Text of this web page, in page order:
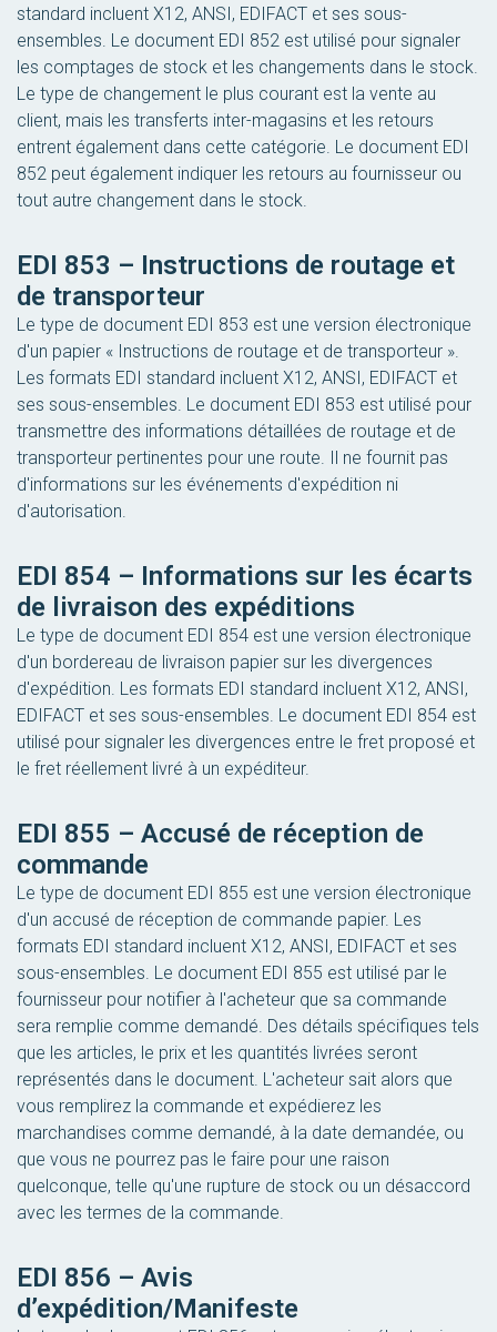
standard incluent X12, ANSI, EDIFACT et ses sous-
ensembles. Le document EDI 852 est utilisé pour signaler
les comptages de stock et les changements dans le stock.
Le type de changement le plus courant est la vente au
client, mais les transferts inter-magasins et les retours
entrent également dans cette catégorie. Le document EDI
852 peut également indiquer les retours au fournisseur ou
tout autre changement dans le stock.
EDI 853 – Instructions de routage et
de transporteur
Le type de document EDI 853 est une version électronique
d'un papier « Instructions de routage et de transporteur ».
Les formats EDI standard incluent X12, ANSI, EDIFACT et
ses sous-ensembles. Le document EDI 853 est utilisé pour
transmettre des informations détaillées de routage et de
transporteur pertinentes pour une route. Il ne fournit pas
d'informations sur les événements d'expédition ni
d'autorisation.
EDI 854 – Informations sur les écarts
de livraison des expéditions
Le type de document EDI 854 est une version électronique
d'un bordereau de livraison papier sur les divergences
d'expédition. Les formats EDI standard incluent X12, ANSI,
EDIFACT et ses sous-ensembles. Le document EDI 854 est
utilisé pour signaler les divergences entre le fret proposé et
le fret réellement livré à un expéditeur.
EDI 855 – Accusé de réception de
commande
Le type de document EDI 855 est une version électronique
d'un accusé de réception de commande papier. Les
formats EDI standard incluent X12, ANSI, EDIFACT et ses
sous-ensembles. Le document EDI 855 est utilisé par le
fournisseur pour notifier à l'acheteur que sa commande
sera remplie comme demandé. Des détails spécifiques tels
que les articles, le prix et les quantités livrées seront
représentés dans le document. L'acheteur sait alors que
vous remplirez la commande et expédierez les
marchandises comme demandé, à la date demandée, ou
que vous ne pourrez pas le faire pour une raison
quelconque, telle qu'une rupture de stock ou un désaccord
avec les termes de la commande.
EDI 856 – Avis
d’expédition/Manifeste